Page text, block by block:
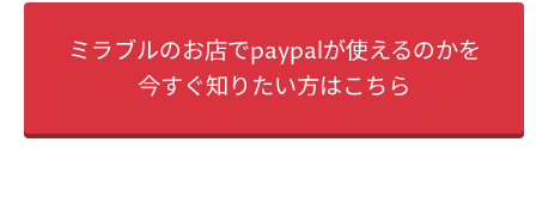
ミラブルのお店でpaypalが使えるのかを
今すぐ知りたい方はこちら